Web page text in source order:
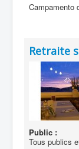
Campamento
Retraite
Public :
Tous publics